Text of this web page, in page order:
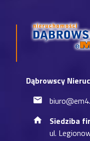
Dąbrowscy
Siedziba
ul.